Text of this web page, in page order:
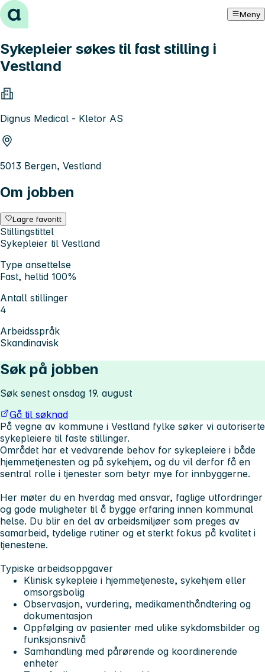
Hopp til innhold Meny
Sykepleier søkes til fast stilling i
Vestland
Dignus Medical - Kletor AS
5013 Bergen, Vestland
Om jobben
Lagre favoritt
Stillingstittel
Sykepleier til Vestland
Type ansettelse
Fast, heltid 100%
Antall stillinger
4
Arbeidsspråk
Skandinavisk
Søk på jobben
Søk senest onsdag 19. august
Gå til søknad
På vegne av kommune i Vestland fylke søker vi autoriserte
sykepleiere til faste stillinger.
Området har et vedvarende behov for sykepleiere i både
hjemmetjenesten og på sykehjem, og du vil derfor få en
sentral rolle i tjenester som betyr mye for innbyggerne.
Her møter du en hverdag med ansvar, faglige utfordringer
og gode muligheter til å bygge erfaring innen kommunal
helse. Du blir en del av arbeidsmiljøer som preges av
samarbeid, tydelige rutiner og et sterkt fokus på kvalitet i
tjenestene.
Typiske arbeidsoppgaver
Klinisk sykepleie i hjemmetjeneste, sykehjem eller
omsorgsbolig
Observasjon, vurdering, medikamenthåndtering og
dokumentasjon
Oppfølging av pasienter med ulike sykdomsbilder og
funksjonsnivå
Samhandling med pårørende og koordinerende
enheter